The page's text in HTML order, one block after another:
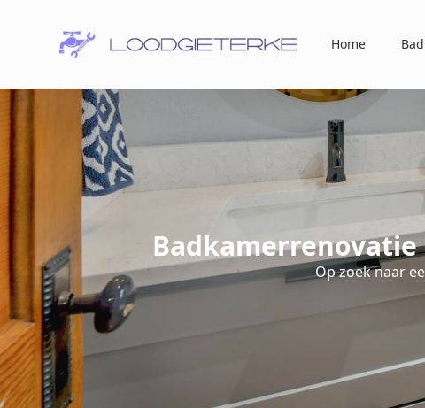
Home
Badkamerrenovatie
Op zoek naar